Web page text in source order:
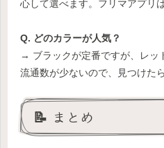
心して選べます。フリマアプリ
Q. どのカラーが人気？
→ ブラックが定番ですが、レッ
流通数が少ないので、見つけた
📝 まとめ